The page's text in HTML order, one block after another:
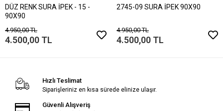
DÜZ RENK SURA İPEK - 15 -
90X90
4.950,00 TL
4.500,00 TL
2745-09 SURA İPEK 90X90
4.950,00 TL
4.500,00 TL
Hızlı Teslimat
Siparişleriniz en kısa sürede elinize ulaşır.
Güvenli Alışveriş